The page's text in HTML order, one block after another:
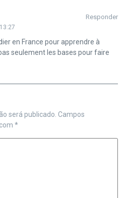
Responder
en France pour apprendre à
seulement les bases pour faire
será publicado. Campos
*